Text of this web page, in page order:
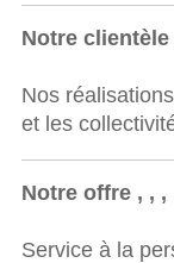
Notre clientèle
Nos
et les
Notre offre , , ,
Service à la